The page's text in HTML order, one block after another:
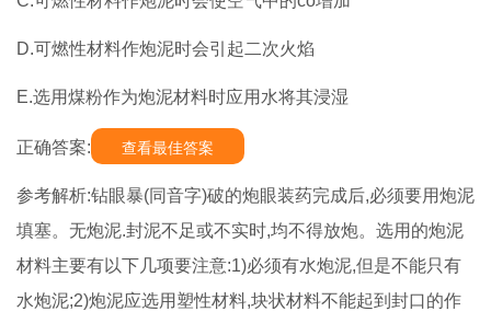
D.可燃性材料作炮泥时会引起二次火焰
E.选用煤粉作为炮泥材料时应用水将其浸湿
正确答案: 查看最佳答案
参考解析:钻眼暴(同音字)破的炮眼装药完成后,必须要用炮泥
填塞。无炮泥.封泥不足或不实时,均不得放炮。选用的炮泥
材料主要有以下几项要注意:1)必须有水炮泥,但是不能只有
水炮泥;2)炮泥应选用塑性材料,块状材料不能起到封口的作